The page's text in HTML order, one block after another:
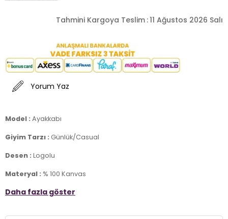
Tahmini Kargoya Teslim :11 Ağustos 2026 Salı
Yorum Yaz
Model : Ayakkabı
Giyim Tarzı : Günlük/Casual
Desen : Logolu
Materyal : % 100 Kanvas
Kapama Bilgisi :Bağcıklı
Daha fazla göster